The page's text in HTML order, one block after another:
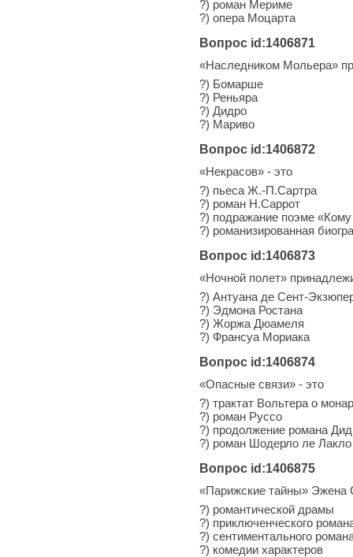
?) роман Мериме
?) опера Моцарта
Вопрос id:1406871
«Наследником Мольера»
?) Бомарше
?) Реньяра
?) Дидро
?) Мариво
Вопрос id:1406872
«Некрасов» - это
?) пьеса Ж.-П.Сартра
?) роман Н.Саррот
?) подражание поэме
?) романизированная
Вопрос id:1406873
«Ночной полет»
?) Антуана де Сент-
?) Эдмона Ростана
?) Жоржа Дюамеля
?) Франсуа Мориака
Вопрос id:1406874
«Опасные связи» - это
?) трактат Вольтера о
?) роман Руссо
?) продолжение романа
?) роман Шодерло ле Лакло
Вопрос id:1406875
«Парижские тайны» Эжена
?) романтической драмы
?) приключенческого
?) сентиментального
?) комедии характеров